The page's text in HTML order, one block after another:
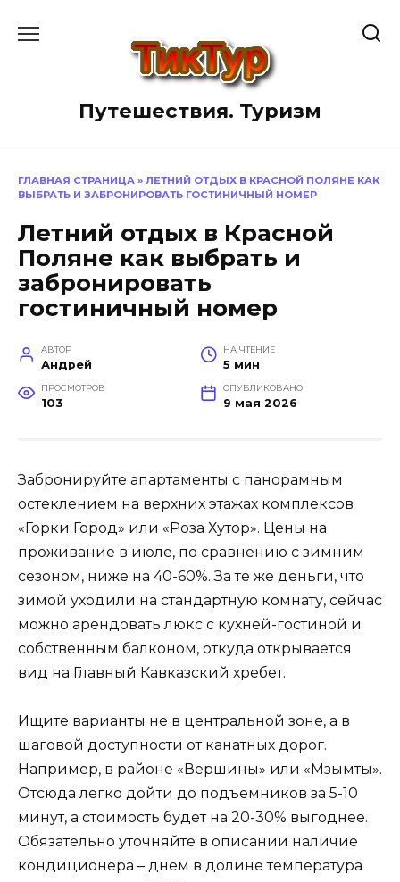
Путешествия. Туризм
ГЛАВНАЯ СТРАНИЦА » ЛЕТНИЙ ОТДЫХ В КРАСНОЙ ПОЛЯНЕ КАК
ВЫБРАТЬ И ЗАБРОНИРОВАТЬ ГОСТИНИЧНЫЙ НОМЕР
Летний отдых в Красной
Поляне как выбрать и
забронировать
гостиничный номер
АВТОР
Андрей
НА ЧТЕНИЕ
5 мин
ПРОСМОТРОВ
103
ОПУБЛИКОВАНО
9 мая 2026
Забронируйте апартаменты с панорамным
остеклением на верхних этажах комплексов
«Горки Город» или «Роза Хутор». Цены на
проживание в июле, по сравнению с зимним
сезоном, ниже на 40-60%. За те же деньги, что
зимой уходили на стандартную комнату, сейчас
можно арендовать люкс с кухней-гостиной и
собственным балконом, откуда открывается
вид на Главный Кавказский хребет.
Ищите варианты не в центральной зоне, а в
шаговой доступности от канатных дорог.
Например, в районе «Вершины» или «Мзымты».
Отсюда легко дойти до подъемников за 5-10
минут, а стоимость будет на 20-30% выгоднее.
Обязательно уточняйте в описании наличие
кондиционера – днем в долине температура